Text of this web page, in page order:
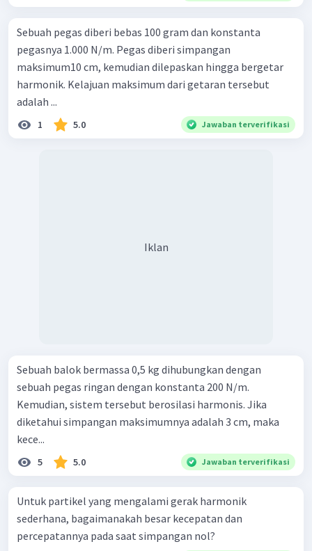
Sebuah pegas diberi bebas 100 gram dan konstanta
pegasnya 1.000 N/m. Pegas diberi simpangan
maksimum10 cm, kemudian dilepaskan hingga bergetar
harmonik. Kelajuan maksimum dari getaran tersebut
adalah ...
1 5.0 Jawaban terverifikasi
Iklan
Sebuah balok bermassa 0,5 kg dihubungkan dengan
sebuah pegas ringan dengan konstanta 200 N/m.
Kemudian, sistem tersebut berosilasi harmonis. Jika
diketahui simpangan maksimumnya adalah 3 cm, maka
kece...
5 5.0 Jawaban terverifikasi
Untuk partikel yang mengalami gerak harmonik
sederhana, bagaimanakah besar kecepatan dan
percepatannya pada saat simpangan nol?